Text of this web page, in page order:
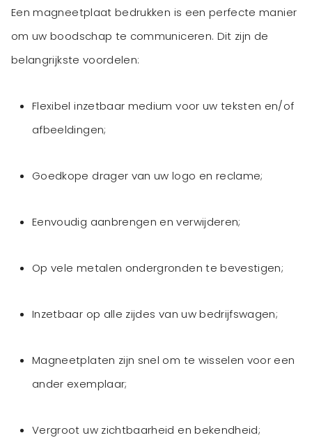
Een magneetplaat bedrukken is een perfecte manier
om uw boodschap te communiceren. Dit zijn de
belangrijkste voordelen:
Flexibel inzetbaar medium voor uw teksten en/of
afbeeldingen;
Goedkope drager van uw logo en reclame;
Eenvoudig aanbrengen en verwijderen;
Op vele metalen ondergronden te bevestigen;
Inzetbaar op alle zijdes van uw bedrijfswagen;
Magneetplaten zijn snel om te wisselen voor een
ander exemplaar;
Vergroot uw zichtbaarheid en bekendheid;